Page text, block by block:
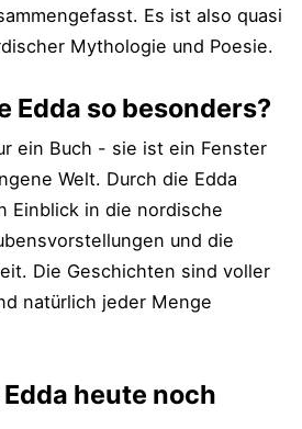
Es ist also quasi
Mythologie und Poesie.
Edda so besonders?
ein Buch - sie ist ein Fenster
Welt. Durch die Edda
Einblick in die nordische
und die
Die Geschichten sind voller
natürlich jeder Menge
heute noch